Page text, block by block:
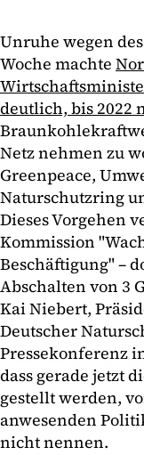
Unruhe wegen
Woche machte
deutlich, bis 2022
Netz nehmen zu
Greenpeace,
Naturschutzring
Dieses Vorgehen
Kommission
Beschäftigung" –
Abschalten von 3
Kai Niebert,
Deutscher
Pressekonferenz
dass gerade jetzt
gestellt werden,
anwesenden
nicht nennen.